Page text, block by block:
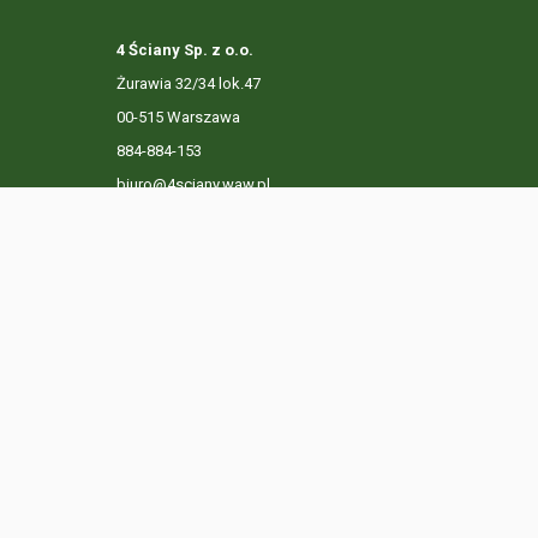
4 Ściany Sp. z o.o.
Żurawia 32/34 lok.47
00-515 Warszawa
884-884-153
biuro@4sciany.waw.pl